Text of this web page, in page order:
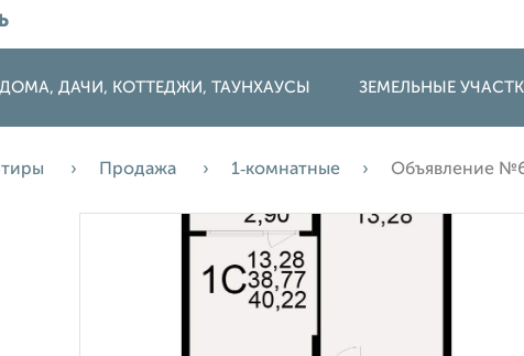
ДОМА, ДАЧИ, КОТТЕДЖИ, ТАУНХАУСЫ ЗЕМЕЛЬНЫЕ
Продажа 1‑комнатные Объявление